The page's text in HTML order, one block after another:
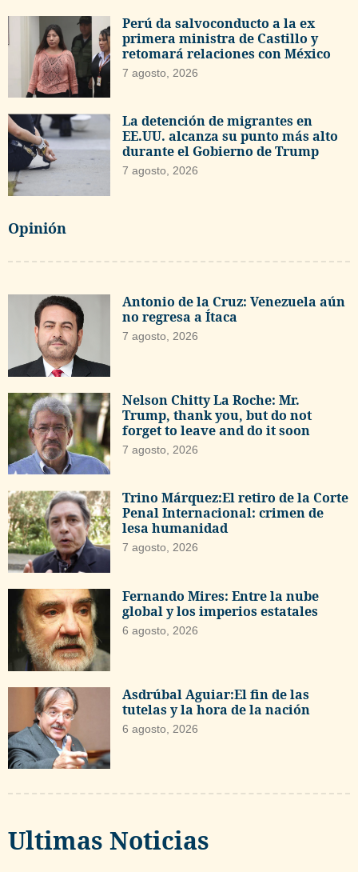
Perú da salvoconducto a la ex
primera ministra de Castillo y
retomará relaciones con México
7 agosto, 2026
La detención de migrantes en
EE.UU. alcanza su punto más alto
durante el Gobierno de Trump
7 agosto, 2026
Opinión
Antonio de la Cruz: Venezuela aún
no regresa a Ítaca
7 agosto, 2026
Nelson Chitty La Roche: Mr.
Trump, thank you, but do not
forget to leave and do it soon
7 agosto, 2026
Trino Márquez:El retiro de la Corte
Penal Internacional: crimen de
lesa humanidad
7 agosto, 2026
Fernando Mires: Entre la nube
global y los imperios estatales
6 agosto, 2026
Asdrúbal Aguiar:El fin de las
tutelas y la hora de la nación
6 agosto, 2026
Ultimas Noticias